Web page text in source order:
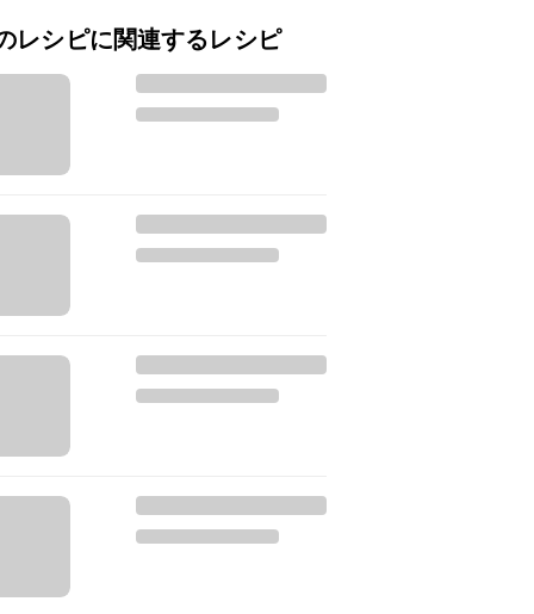
レシピに関連するレシピ